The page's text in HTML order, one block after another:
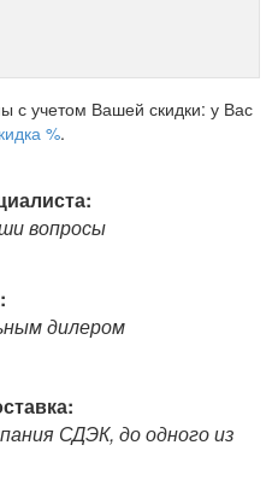
с учетом Вашей скидки: у Вас
%.
вопросы
дилером
СДЭК, до одного из